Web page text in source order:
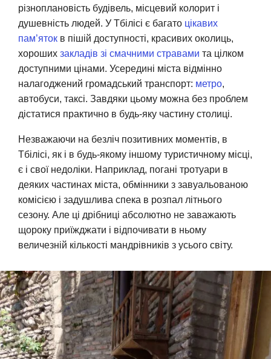
різноплановість будівель, місцевий колорит і
душевність людей. У Тбілісі є багато цікавих
пам’яток в пішій доступності, красивих околиць,
хороших закладів зі смачними стравами та цілком
доступними цінами. Усередині міста відмінно
налагоджений громадський транспорт: метро,
автобуси, таксі. Завдяки цьому можна без проблем
дістатися практично в будь-яку частину столиці.
Незважаючи на безліч позитивних моментів, в
Тбілісі, як і в будь-якому іншому туристичному місці,
є і свої недоліки. Наприклад, погані тротуари в
деяких частинах міста, обмінники з завуальованою
комісією і задушлива спека в розпал літнього
сезону. Але ці дрібниці абсолютно не заважають
щороку приїжджати і відпочивати в ньому
величезній кількості мандрівників з усього світу.